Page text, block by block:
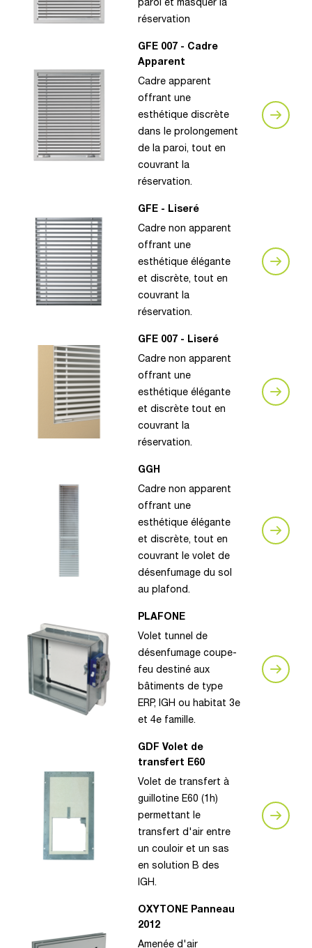
paroi et masquer la
réservation
GFE 007 - Cadre
Apparent
Cadre apparent
offrant une
esthétique discrète
dans le prolongement
de la paroi, tout en
couvrant la
réservation.
GFE - Liseré
Cadre non apparent
offrant une
esthétique élégante
et discrète, tout en
couvrant la
réservation.
GFE 007 - Liseré
Cadre non apparent
offrant une
esthétique élégante
et discrète tout en
couvrant la
réservation.
GGH
Cadre non apparent
offrant une
esthétique élégante
et discrète, tout en
couvrant le volet de
désenfumage du sol
au plafond.
PLAFONE
Volet tunnel de
désenfumage coupe-
feu destiné aux
bâtiments de type
ERP, IGH ou habitat 3e
et 4e famille.
GDF Volet de
transfert E60
Volet de transfert à
guillotine E60 (1h)
permettant le
transfert d'air entre
un couloir et un sas
en solution B des
IGH.
OXYTONE Panneau
2012
Amenée d'air